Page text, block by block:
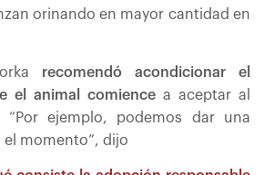
orinando en mayor cantidad en
recomendó acondicionar el
el animal comience a aceptar al
“Por ejemplo, podemos dar una
el momento”, dijo